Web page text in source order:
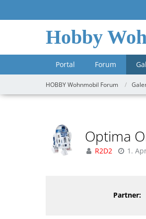
Hobby
Portal Forum
HOBBY Wohnmobil Forum
Optima
R2D2 1.
Partner: